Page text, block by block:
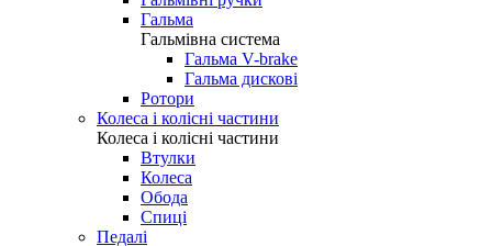
Гальма
Гальмівна система
Гальма V-brake
Гальма дискові
Ротори
Колеса і колісні частини
Колеса і колісні частини
Втулки
Колеса
Обода
Спиці
Педалі